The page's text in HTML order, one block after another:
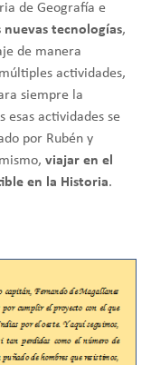
de Geografía e
tecnologías,
de manera
actividades,
siempre la
esas actividades se
por Rubén y
viajar en el
en la Historia.